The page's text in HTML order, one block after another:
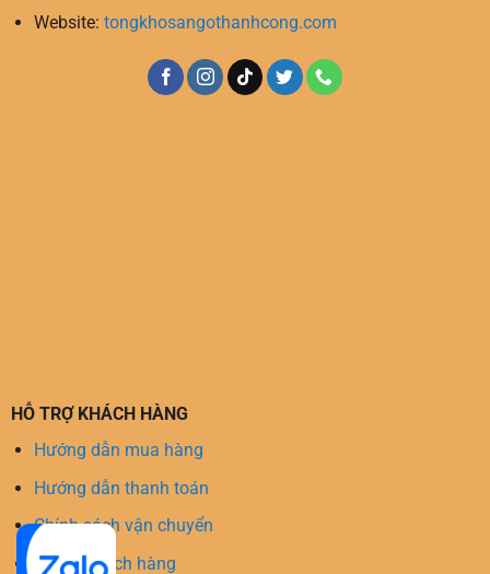
Website: tongkhosangothanhcong.com
HỖ TRỢ KHÁCH HÀNG
Hướng dẫn mua hàng
Hướng dẫn thanh toán
Chính sách vận chuyển
Hỗ trợ khách hàng